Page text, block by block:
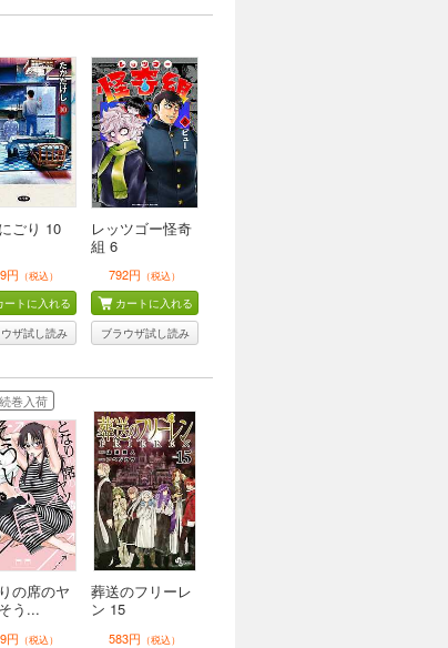
ごり 10
円 （税込）
ートに入れる
ザ試し読み
レッツゴー怪奇
組 6
792円 （税込）
カートに入れる
ブラウザ試し読み
続巻入荷
の席のヤ
う...
円 （税込）
葬送のフリーレ
ン 15
583円 （税込）